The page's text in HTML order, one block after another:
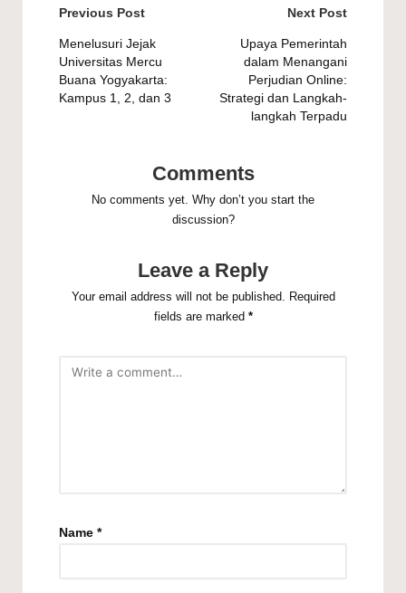
Post
navigation
Previous Post
Menelusuri Jejak
Universitas Mercu
Buana Yogyakarta:
Kampus 1, 2, dan 3
Next Post
Upaya Pemerintah
dalam Menangani
Perjudian Online:
Strategi dan Langkah-
langkah Terpadu
Comments
No comments yet. Why don’t you start the
discussion?
Leave a Reply
Your email address will not be published. Required
fields are marked *
Name *